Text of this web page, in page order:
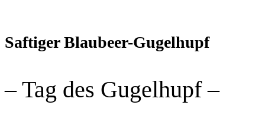
Saftiger Blaubeer-Gugelhupf
– Tag des Gugelhupf –